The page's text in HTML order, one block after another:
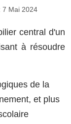
7 Mai 2024
central d'un
à résoudre
de la
et plus